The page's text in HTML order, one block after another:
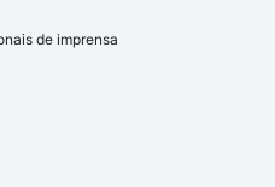
de imprensa